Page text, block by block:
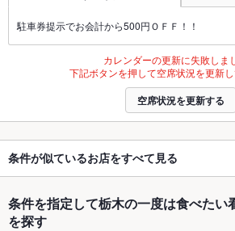
駐車券提示でお会計から500円ＯＦＦ！！
カレンダーの更新に失敗しま
下記ボタンを押して空席状況を更新し
空席状況を更新する
条件が似ているお店をすべて見る
条件を指定して栃木の一度は食べたい
を探す